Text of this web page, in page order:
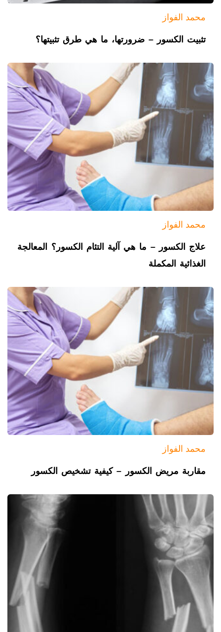
محمد الفواز
تثبيت الكسور – ضرورتها، ما هي طرق تثبيتها؟
محمد الفواز
علاج الكسور – ما هي آلية التئام الكسور؟ المعالجة
الغذائية المكملة
محمد الفواز
مقاربة مريض الكسور – كيفية تشخيص الكسور